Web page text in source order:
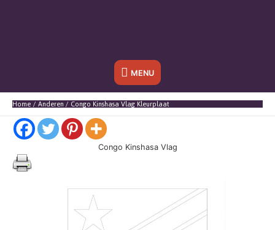
Onder
header
MENU
Home Anderen Congo Kinshasa Vlag Kleurplaat
Congo Kinshasa Vlag